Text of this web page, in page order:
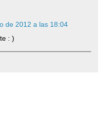
de 2012 a las 18:04
: )